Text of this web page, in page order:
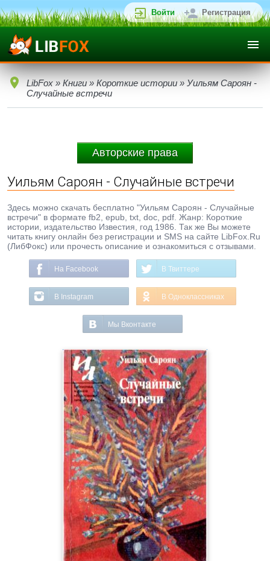
Войти Регистрация
LibFox » Книги » Короткие истории » Уильям Сароян -
Случайные встречи
Авторские права
Уильям Сароян - Случайные встречи
Здесь можно скачать бесплатно "Уильям Сароян - Случайные
встречи" в формате fb2, epub, txt, doc, pdf. Жанр: Короткие
истории, издательство Известия, год 1986. Так же Вы можете
читать книгу онлайн без регистрации и SMS на сайте LibFox.Ru
(ЛибФокс) или прочесть описание и ознакомиться с отзывами.
На Facebook В Твиттере
В Instagram В Одноклассниках
Мы Вконтакте